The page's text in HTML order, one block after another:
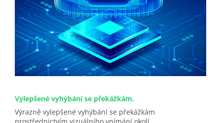
Vylepšené vyhýbání se překážkám.
Výrazně vylepšené vyhýbání se překážkám